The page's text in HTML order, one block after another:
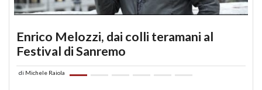
Enrico Melozzi, dai colli teramani al
Festival di Sanremo
di Michele Raiola